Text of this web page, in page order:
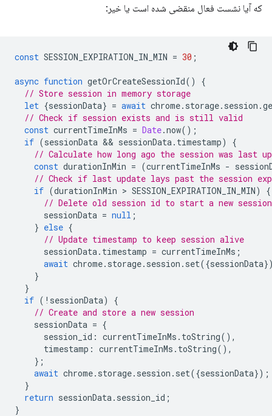
که آیا نشست فعال منقضی شده است یا خیر:
const SESSION_EXPIRATION_IN_MIN = 30 ;
async function getOrCreateSessionId()
{
// Store session in memory storage
let {sessionData} = await chrome. storage. session .
// Check if session exists and is still valid
const currentTimeInMs = Date.now();
if (sessionData && sessionData. timestamp)
{
// Calculate how long ago the session was last
const durationInMin = (currentTimeInMs -
// Check if last update lays past the session
if (durationInMin > SESSION_EXPIRATION_IN_MIN)
{
// Delete old session id to start a new session
sessionData = null ;
} else {
// Update timestamp to keep session alive
sessionData. timestamp = currentTimeInMs ;
await chrome. storage. session . set({sessionData
}
}
if ( ! sessionData)
{
// Create and store a new session
sessionData = {
session_id : currentTimeInMs . toString(),
timestamp : currentTimeInMs . toString(),
};
await chrome. storage. session . set({sessionData});
}
return sessionData. session_id ;
}